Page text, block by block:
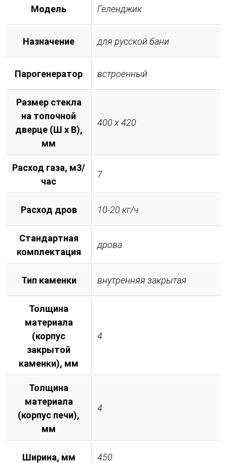
Модель Геленджик
Назначение для русской бани
Парогенератор встроенный
Размер стекла
на топочной
дверце (Ш х В),
мм
400 х 420
Расход газа, м3/
час
7
Расход дров 10-20 кг/ч
Стандартная
комплектация
дрова
Тип каменки внутренняя закрытая
Толщина
материала
(корпус
закрытой
каменки), мм
4
Толщина
материала
(корпус печи),
мм
4
Ширина, мм 450